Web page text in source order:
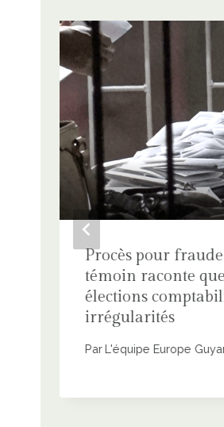
Procès pour
témoin raconte
élections
irrégularités
ParL'équipe Europe